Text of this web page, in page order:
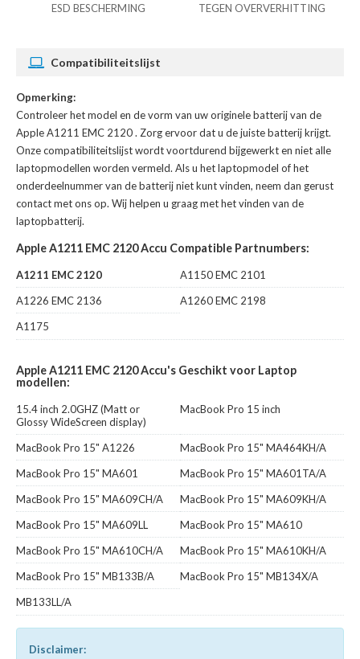
ESD BESCHERMING TEGEN OVERVERHITTING
Compatibiliteitslijst
Opmerking:
Controleer het model en de vorm van uw originele batterij van de
Apple A1211 EMC 2120. Zorg ervoor dat u de juiste batterij krijgt.
Onze compatibiliteitslijst wordt voortdurend bijgewerkt en niet alle
laptopmodellen worden vermeld. Als u het laptopmodel of het
onderdeelnummer van de batterij niet kunt vinden, neem dan gerust
contact met ons op. Wij helpen u graag met het vinden van de
laptopbatterij.
Apple A1211 EMC 2120 Accu Compatible Partnumbers:
A1211 EMC 2120
A1150 EMC 2101
A1226 EMC 2136
A1260 EMC 2198
A1175
Apple A1211 EMC 2120 Accu's Geschikt voor Laptop
modellen:
15.4 inch 2.0GHZ (Matt or
Glossy WideScreen display)
MacBook Pro 15 inch
MacBook Pro 15" A1226
MacBook Pro 15" MA464KH/A
MacBook Pro 15" MA601
MacBook Pro 15" MA601TA/A
MacBook Pro 15" MA609CH/A
MacBook Pro 15" MA609KH/A
MacBook Pro 15" MA609LL
MacBook Pro 15" MA610
MacBook Pro 15" MA610CH/A
MacBook Pro 15" MA610KH/A
MacBook Pro 15" MB133B/A
MacBook Pro 15" MB134X/A
MB133LL/A
Disclaimer: